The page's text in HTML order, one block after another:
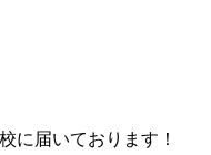
に届いております！